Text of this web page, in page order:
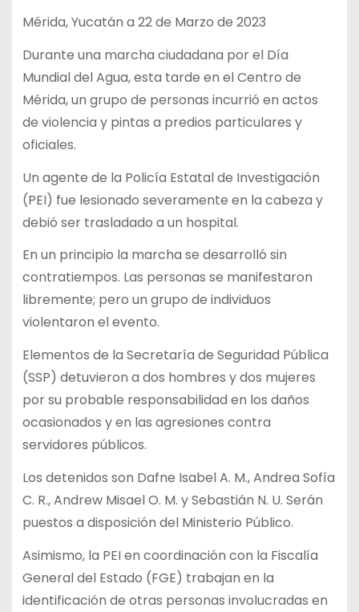
Mérida, Yucatán a 22 de Marzo de 2023
Durante una marcha ciudadana por el Día
Mundial del Agua, esta tarde en el Centro de
Mérida, un grupo de personas incurrió en actos
de violencia y pintas a predios particulares y
oficiales.
Un agente de la Policía Estatal de Investigación
(PEI) fue lesionado severamente en la cabeza y
debió ser trasladado a un hospital.
En un principio la marcha se desarrolló sin
contratiempos. Las personas se manifestaron
libremente; pero un grupo de individuos
violentaron el evento.
Elementos de la Secretaría de Seguridad Pública
(SSP) detuvieron a dos hombres y dos mujeres
por su probable responsabilidad en los daños
ocasionados y en las agresiones contra
servidores públicos.
Los detenidos son Dafne Isabel A. M., Andrea Sofía
C. R., Andrew Misael O. M. y Sebastián N. U. Serán
puestos a disposición del Ministerio Público.
Asimismo, la PEI en coordinación con la Fiscalía
General del Estado (FGE) trabajan en la
identificación de otras personas involucradas en